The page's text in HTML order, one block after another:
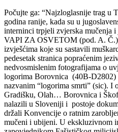
Počujte ga: “Najzloglasnije trag u
godina ranije, kada su u
interninci trpjeli zvjerska mučenja
VAPI ZA OSVETOM (pod. A.
izvješćima koje su sastavili
pedesetak stranica popraćenim
nedvosmislenim fotografijama o
logorima Borovnica (40B-
nazvanim “logorima smrti” (sic). I
Gradišku, Olah… Borovnica i
nalazili u Sloveniji i postoje
držali Konvencije o ratnim
mučeni i ubijeni. U ekskluzivnom